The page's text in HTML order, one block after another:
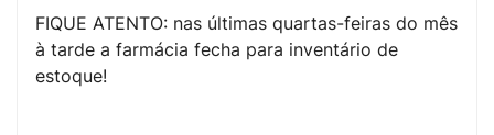
FIQUE ATENTO: nas últimas quartas-feiras do mês
à tarde a farmácia fecha para inventário de
estoque!